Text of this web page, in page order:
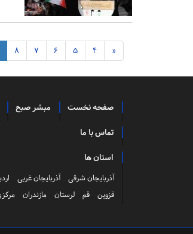
«
4
5
6
7
8
صفحه نخست مبشر صبح
تماس با ما
استان ها
آذربایجان شرقی آذربایجان غربی
قزوین
قم لرستان مازندران